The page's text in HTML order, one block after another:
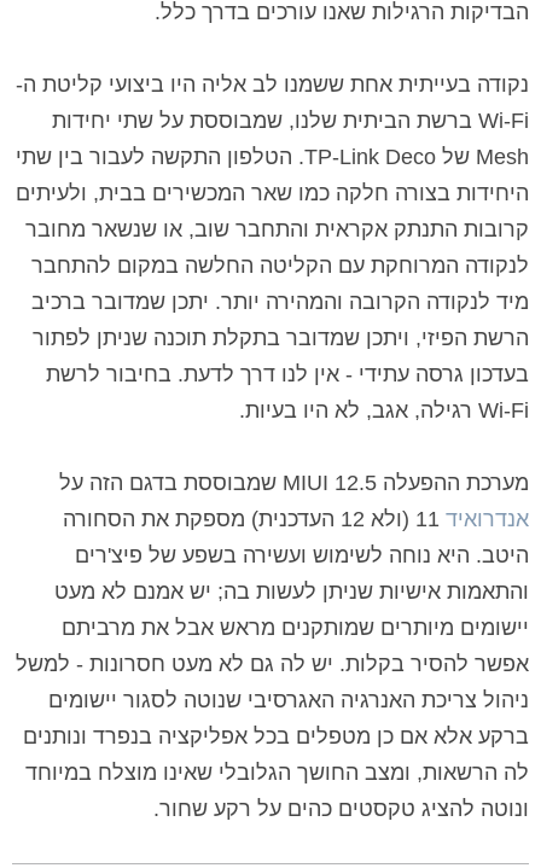
הבדיקות הרגילות שאנו עורכים בדרך כלל.
נקודה בעייתית אחת ששמנו לב אליה היו ביצועי קליטת ה-
Wi-Fi ברשת הביתית שלנו, שמבוססת על שתי יחידות
Mesh של TP-Link Deco. הטלפון התקשה לעבור בין שתי
היחידות בצורה חלקה כמו שאר המכשירים בבית, ולעיתים
קרובות התנתק אקראית והתחבר שוב, או שנשאר מחובר
לנקודה המרוחקת עם הקליטה החלשה במקום להתחבר
מיד לנקודה הקרובה והמהירה יותר. יתכן שמדובר ברכיב
הרשת הפיזי, ויתכן שמדובר בתקלת תוכנה שניתן לפתור
בעדכון גרסה עתידי - אין לנו דרך לדעת. בחיבור לרשת
Wi-Fi רגילה, אגב, לא היו בעיות.
מערכת ההפעלה MIUI 12.5 שמבוססת בדגם הזה על
אנדרואיד
11 (ולא 12 העדכנית) מספקת את הסחורה
היטב. היא נוחה לשימוש ועשירה בשפע של פיצ'רים
והתאמות אישיות שניתן לעשות בה; יש אמנם לא מעט
יישומים מיותרים שמותקנים מראש אבל את מרביתם
אפשר להסיר בקלות. יש לה גם לא מעט חסרונות - למשל
ניהול צריכת האנרגיה האגרסיבי שנוטה לסגור יישומים
ברקע אלא אם כן מטפלים בכל אפליקציה בנפרד ונותנים
לה הרשאות, ומצב החושך הגלובלי שאינו מוצלח במיוחד
ונוטה להציג טקסטים כהים על רקע שחור.